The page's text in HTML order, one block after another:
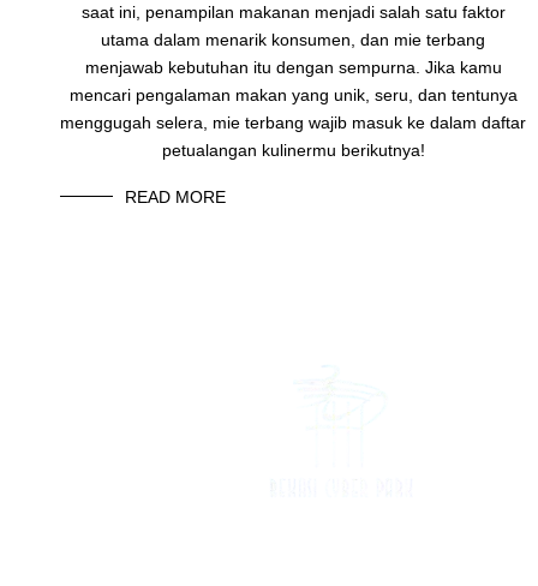
saat ini, penampilan makanan menjadi salah satu faktor
utama dalam menarik konsumen, dan mie terbang
menjawab kebutuhan itu dengan sempurna. Jika kamu
mencari pengalaman makan yang unik, seru, dan tentunya
menggugah selera, mie terbang wajib masuk ke dalam daftar
petualangan kulinermu berikutnya!
READ MORE